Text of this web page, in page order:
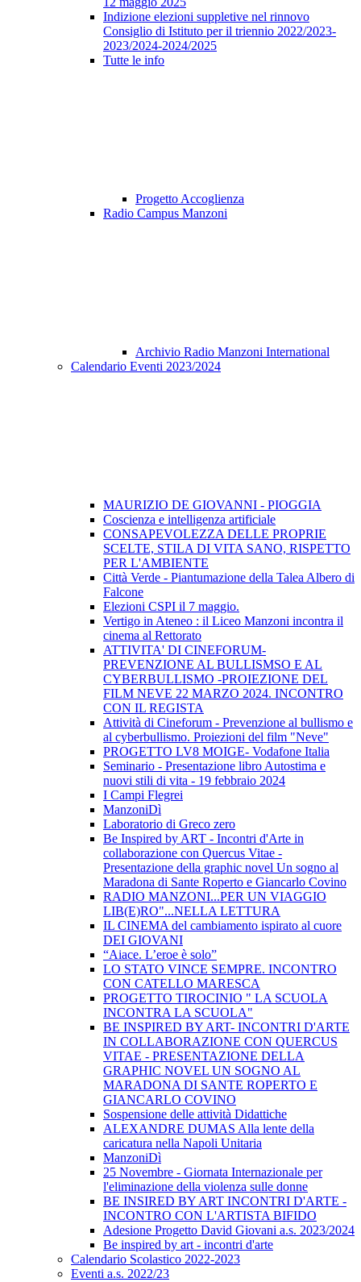
Indizione elezioni suppletive nel rinnovo
Consiglio di Istituto per il triennio 2022/2023-
2023/2024-2024/2025
Tutte le info
Progetto Accoglienza
Radio Campus Manzoni
Archivio Radio Manzoni International
Calendario Eventi 2023/2024
MAURIZIO DE GIOVANNI - PIOGGIA
Coscienza e intelligenza artificiale
CONSAPEVOLEZZA DELLE PROPRIE
SCELTE, STILA DI VITA SANO, RISPETTO
PER L'AMBIENTE
Città Verde - Piantumazione della Talea Albero di
Falcone
Elezioni CSPI il 7 maggio.
Vertigo in Ateneo : il Liceo Manzoni incontra il
cinema al Rettorato
ATTIVITA' DI CINEFORUM-
PREVENZIONE AL BULLISMSO E AL
CYBERBULLISMO -PROIEZIONE DEL
FILM NEVE 22 MARZO 2024. INCONTRO
CON IL REGISTA
Attività di Cineforum - Prevenzione al bullismo e
al cyberbullismo. Proiezioni del film "Neve"
PROGETTO LV8 MOIGE- Vodafone Italia
Seminario - Presentazione libro Autostima e
nuovi stili di vita - 19 febbraio 2024
I Campi Flegrei
ManzoniDì
Laboratorio di Greco zero
Be Inspired by ART - Incontri d'Arte in
collaborazione con Quercus Vitae -
Presentazione della graphic novel Un sogno al
Maradona di Sante Roperto e Giancarlo Covino
RADIO MANZONI...PER UN VIAGGIO
LIB(E)RO"...NELLA LETTURA
IL CINEMA del cambiamento ispirato al cuore
DEI GIOVANI
“Aiace. L’eroe è solo”
LO STATO VINCE SEMPRE. INCONTRO
CON CATELLO MARESCA
PROGETTO TIROCINIO " LA SCUOLA
INCONTRA LA SCUOLA"
BE INSPIRED BY ART- INCONTRI D'ARTE
IN COLLABORAZIONE CON QUERCUS
VITAE - PRESENTAZIONE DELLA
GRAPHIC NOVEL UN SOGNO AL
MARADONA DI SANTE ROPERTO E
GIANCARLO COVINO
Sospensione delle attività Didattiche
ALEXANDRE DUMAS Alla lente della
caricatura nella Napoli Unitaria
ManzoniDì
25 Novembre - Giornata Internazionale per
l'eliminazione della violenza sulle donne
BE INSIRED BY ART INCONTRI D'ARTE -
INCONTRO CON L'ARTISTA BIFIDO
Adesione Progetto David Giovani a.s. 2023/2024
Be inspired by art - incontri d'arte
Calendario Scolastico 2022-2023
Eventi a.s. 2022/23